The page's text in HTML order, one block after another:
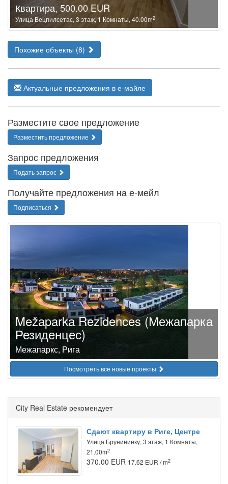
Квартира, 500.00 EUR
Улица Вецпилсетас, 3 этаж, 1 Комнаты, 40.00m2
Похожие объекты (8)
Актуальные предложения в е-майле
Разместите свое предложение
Разместить предложение
Запрос предложения
Подать запрос
Получайте предложения на е-мейл
Подписаться
Mežaparka Rezidences (Межапарка
Резиденцес)
Межапаркс, Рига
Посмотреть все новые проекты
City Real Estate рекомендует
Сдают квартиру в Риге, Центре
Улица Бруниниеку, 3 этаж, 1 Комнаты,
21.00m2
370.00 EUR 17.62 EUR / m2